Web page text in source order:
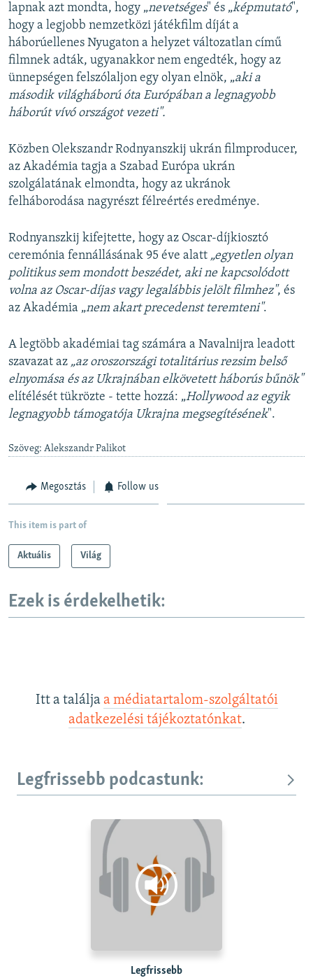
lapnak azt mondta, hogy „nevetséges" és „képmutató",
hogy a legjobb nemzetközi játékfilm díját a
háborúellenes Nyugaton a helyzet változatlan című
filmnek adták, ugyanakkor nem engedték, hogy az
ünnepségen felszólaljon egy olyan elnök, „aki a
második világháború óta Európában a legnagyobb
háborút vívó országot vezeti".
Közben Olekszandr Rodnyanszkij ukrán filmproducer,
az Akadémia tagja a Szabad Európa ukrán
szolgálatának elmondta, hogy az ukránok
felháborodása nagyrészt félreértés eredménye.
Rodnyanszkij kifejtette, hogy az Oscar-díjkiosztó
ceremónia fennállásának 95 éve alatt „egyetlen olyan
politikus sem mondott beszédet, aki ne kapcsolódott
volna az Oscar-díjas vagy legalábbis jelölt filmhez", és
az Akadémia „nem akart precedenst teremteni".
A legtöbb akadémiai tag számára a Navalnijra leadott
szavazat az „az oroszországi totalitárius rezsim belső
elnyomása és az Ukrajnában elkövetett háborús bűnök"
elítélését tükrözte - tette hozzá: „Hollywood az egyik
legnagyobb támogatója Ukrajna megsegítésének".
Szöveg: Alekszandr Palikot
Megosztás Follow us
This item is part of
Aktuális Világ
Ezek is érdekelhetik:
Itt a találja a médiatartalom-szolgáltatói
adatkezelési tájékoztatónkat.
Legfrissebb podcastunk:
Legfrissebb